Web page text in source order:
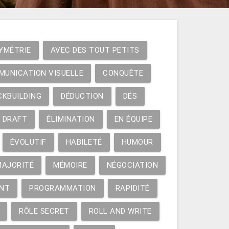
AVEC DES TOUT PETITS
VISUELLE CONQUÊTE
DÉDUCTION DÉS
DRAFT ÉLIMINATION EN ÉQUIPE
ÉVOLUTIF HABILETÉ HUMOUR
MÉMOIRE NÉGOCIATION
PROGRAMMATION RAPIDITÉ
RÔLE SECRET ROLL AND WRITE